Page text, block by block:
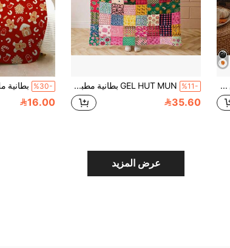
بطانية فلانيل بنقشة اليقطين والقهوة وأوراق القيقب باللون الأبيض الكريمي، بطانية رمية بأسلوب الشفاء للخريف والشتاء، بطانية ديكور أريكة مريحة للعطلات %11- GEL HUT MUN بطانية مطبوعة مرقعة مريحة - ناعمة ، خفيفة الوزن ، دافئة ، مناسبة للأريكة والسرير والمكتب والتخييم | راحة طوال العام | بطانية بوزن 200-250 جرام ، بطانية ملقاة ، بطانية خريفية ، بطانية من الفليس. يمكن إهداء هذه البطانية الملقاة كهدية عيد ميلاد أو هدية عيد الميلاد أو هدية أخرى. إنها مناسبة لديكور السرير والأريكة وغرفة المعيشة والنوم ، وسهلة الحمل.
35.60
%30-
16.00
عرض المزيد